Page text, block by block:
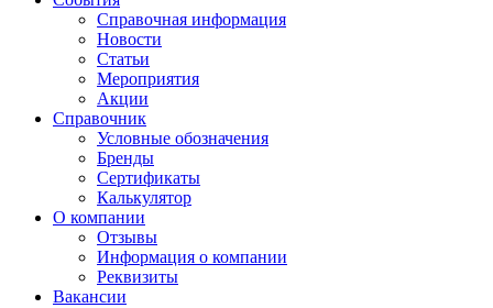
Справочная информация
Новости
Статьи
Мероприятия
Акции
Справочник
Условные обозначения
Бренды
Сертификаты
Калькулятор
О компании
Отзывы
Информация о компании
Реквизиты
Вакансии